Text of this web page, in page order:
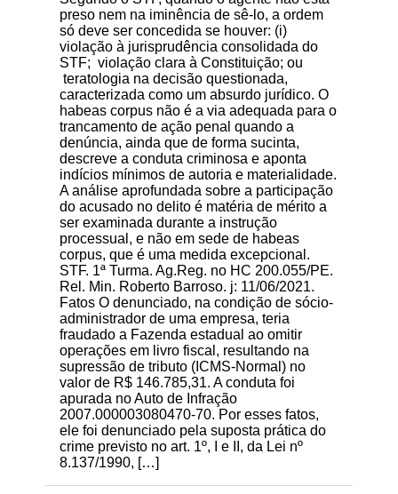
preso nem na iminência de sê-lo, a ordem
só deve ser concedida se houver: (i)
violação à jurisprudência consolidada do
STF; violação clara à Constituição; ou
teratologia na decisão questionada,
caracterizada como um absurdo jurídico. O
habeas corpus não é a via adequada para o
trancamento de ação penal quando a
denúncia, ainda que de forma sucinta,
descreve a conduta criminosa e aponta
indícios mínimos de autoria e materialidade.
A análise aprofundada sobre a participação
do acusado no delito é matéria de mérito a
ser examinada durante a instrução
processual, e não em sede de habeas
corpus, que é uma medida excepcional.
STF. 1ª Turma. Ag.Reg. no HC 200.055/PE.
Rel. Min. Roberto Barroso. j: 11/06/2021.
Fatos O denunciado, na condição de sócio-
administrador de uma empresa, teria
fraudado a Fazenda estadual ao omitir
operações em livro fiscal, resultando na
supressão de tributo (ICMS-Normal) no
valor de R$ 146.785,31. A conduta foi
apurada no Auto de Infração
2007.000003080470-70. Por esses fatos,
ele foi denunciado pela suposta prática do
crime previsto no art. 1º, I e II, da Lei nº
8.137/1990, […]